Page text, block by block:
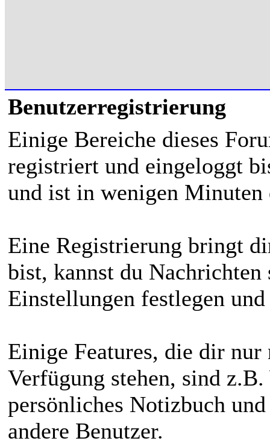
Benutzerregistrierung
Einige Bereiche dieses
registriert und eingeloggt
und ist in wenigen Minuten
Eine Registrierung bringt
bist, kannst du Nachrichten
Einstellungen festlegen
Einige Features, die dir
Verfügung stehen, sind
persönliches Notizbuch
andere Benutzer.